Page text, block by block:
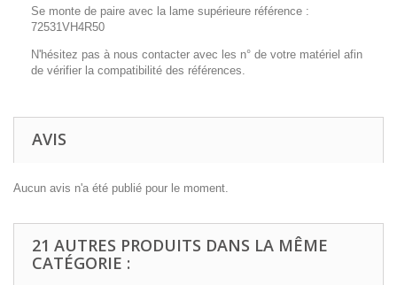
Se monte de paire avec la lame supérieure référence :
72531VH4R50
N'hésitez pas à nous contacter avec les n° de votre matériel afin
de vérifier la compatibilité des références.
AVIS
Aucun avis n'a été publié pour le moment.
21 AUTRES PRODUITS DANS LA MÊME
CATÉGORIE :